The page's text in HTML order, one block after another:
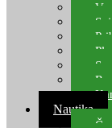
Nautika